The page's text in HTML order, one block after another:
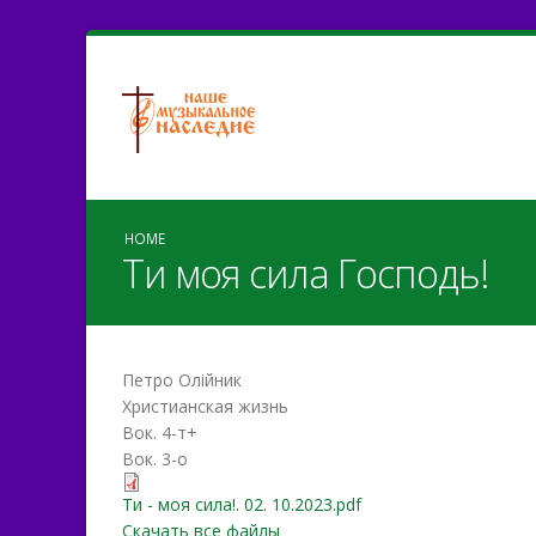
HOME
Ти моя сила Господь!
Петро Олійник
Христианская жизнь
Вок. 4-т+
Вок. 3-о
Ти - моя сила!. 02.
Ти - моя сила!. 02. 10.2023.pdf
Скачать все файлы